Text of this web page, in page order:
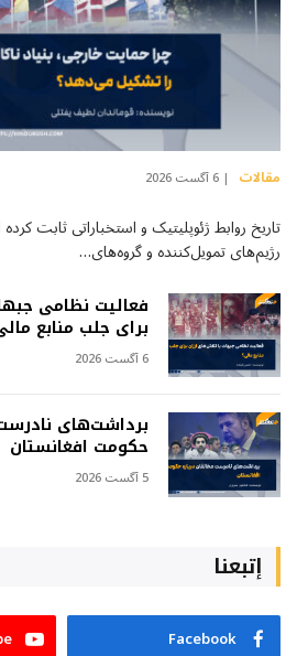
مقالات 6 آگست 2026
تاریخ روابط ژئوپلیتیک و استخباراتی ثابت
رژیم‌های تمویل‌کننده و گروه‌های…
فعالیت نظامی
برای جلب منابع
6 آگست 2026
برداشت‌های
حکومت افغانستان
5 آگست 2026
إتبعنا
Facebook